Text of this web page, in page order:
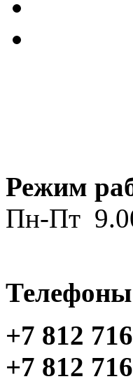
Режим
Пн-Пт
Телефоны
+7 812
+7 812